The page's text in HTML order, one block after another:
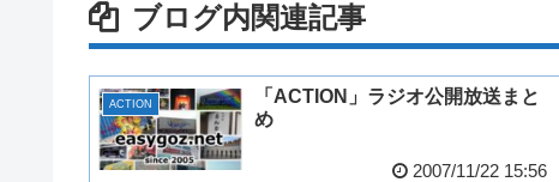
ブログ内関連記事
ACTION
「ACTION」ラジオ公開放送まと
め
2007/11/22 15:56